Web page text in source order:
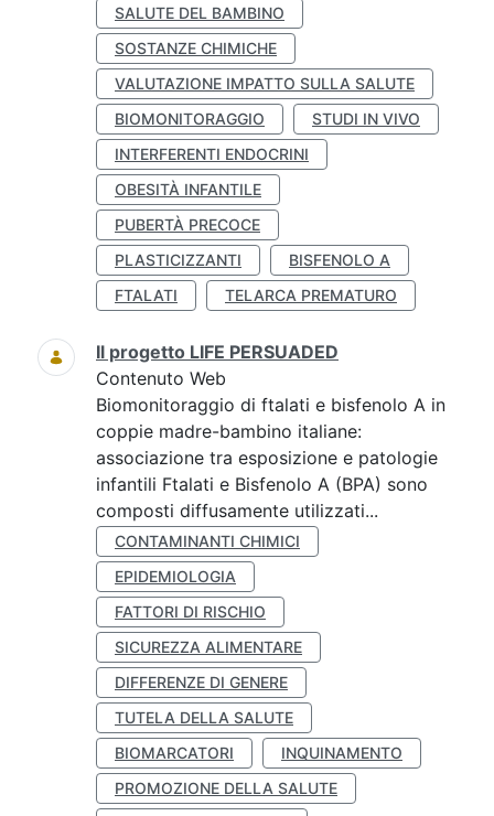
SALUTE DEL BAMBINO
SOSTANZE CHIMICHE
VALUTAZIONE IMPATTO SULLA SALUTE
BIOMONITORAGGIO
STUDI IN VIVO
INTERFERENTI ENDOCRINI
OBESITÀ INFANTILE
PUBERTÀ PRECOCE
PLASTICIZZANTI
BISFENOLO A
FTALATI
TELARCA PREMATURO
Il progetto LIFE PERSUADED
Contenuto Web
Biomonitoraggio di ftalati e bisfenolo A in
coppie madre-bambino italiane:
associazione tra esposizione e patologie
infantili Ftalati e Bisfenolo A (BPA) sono
composti diffusamente utilizzati...
CONTAMINANTI CHIMICI
EPIDEMIOLOGIA
FATTORI DI RISCHIO
SICUREZZA ALIMENTARE
DIFFERENZE DI GENERE
TUTELA DELLA SALUTE
BIOMARCATORI
INQUINAMENTO
PROMOZIONE DELLA SALUTE